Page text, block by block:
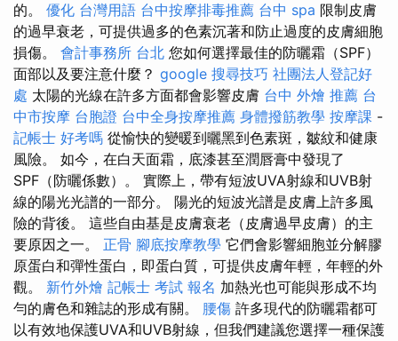
的。 優化 台灣用語 台中按摩排毒推薦 台中 spa 限制皮膚
的過早衰老，可提供過多的色素沉著和防止過度的皮膚細胞
損傷。 會計事務所 台北 您如何選擇最佳的防曬霜（SPF）
面部以及要注意什麼？ google 搜尋技巧 社團法人登記好
處 太陽的光線在許多方面都會影響皮膚 台中 外燴 推薦 台
中市按摩 台胞證 台中全身按摩推薦 身體撥筋教學 按摩課 -
記帳士 好考嗎 從愉快的變暖到曬黑到色素斑，皺紋和健康
風險。 如今，在白天面霜，底漆甚至潤唇膏中發現了
SPF（防曬係數）。 實際上，帶有短波UVA射線和UVB射
線的陽光光譜的一部分。 陽光的短波光譜是皮膚上許多風
險的背後。 這些自由基是皮膚衰老（皮膚過早皮膚）的主
要原因之一。 正骨 腳底按摩教學 它們會影響細胞並分解膠
原蛋白和彈性蛋白，即蛋白質，可提供皮膚年輕，年輕的外
觀。 新竹外燴 記帳士 考試 報名 加熱光也可能與形成不均
勻的膚色和雜誌的形成有關。 腰傷 許多現代的防曬霜都可
以有效地保護UVA和UVB射線，但我們建議您選擇一種保護